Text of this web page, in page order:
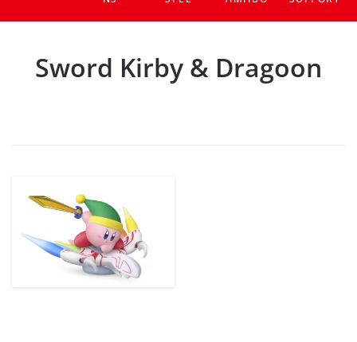
Sword Kirby & Dragoon